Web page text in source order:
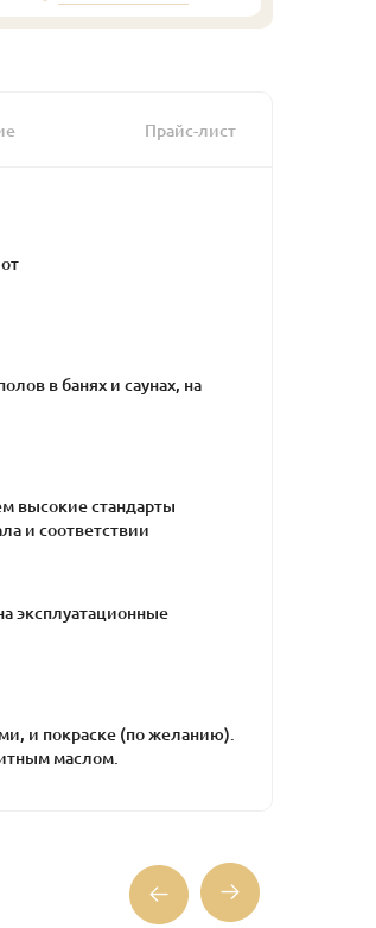
Прайс-лист
в банях и саунах, на
высокие стандарты
и соответствии
эксплуатационные
и покраске (по желанию).
маслом.